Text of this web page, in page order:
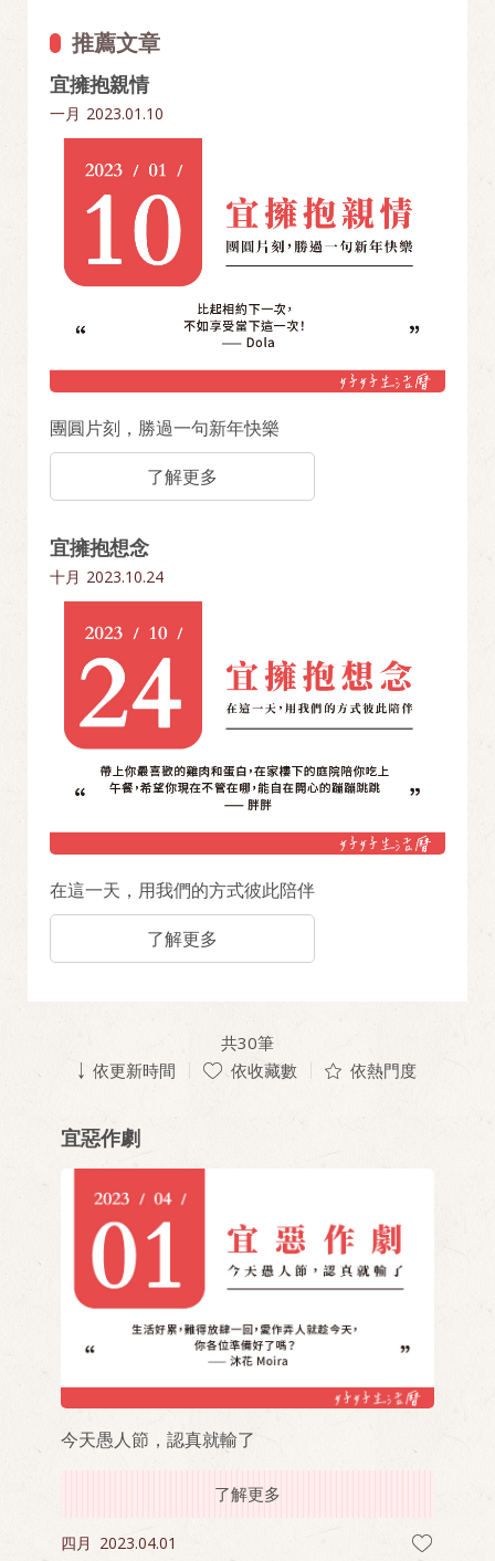
推薦文章
宜擁抱親情
一月 2023.01.10
團圓片刻，勝過一句新年快樂
了解更多
宜擁抱想念
十月 2023.10.24
在這一天，用我們的方式彼此陪伴
了解更多
共30筆
依更新時間
依收藏數 依熱門度
宜惡作劇
今天愚人節，認真就輸了
了解更多
四月 2023.04.01